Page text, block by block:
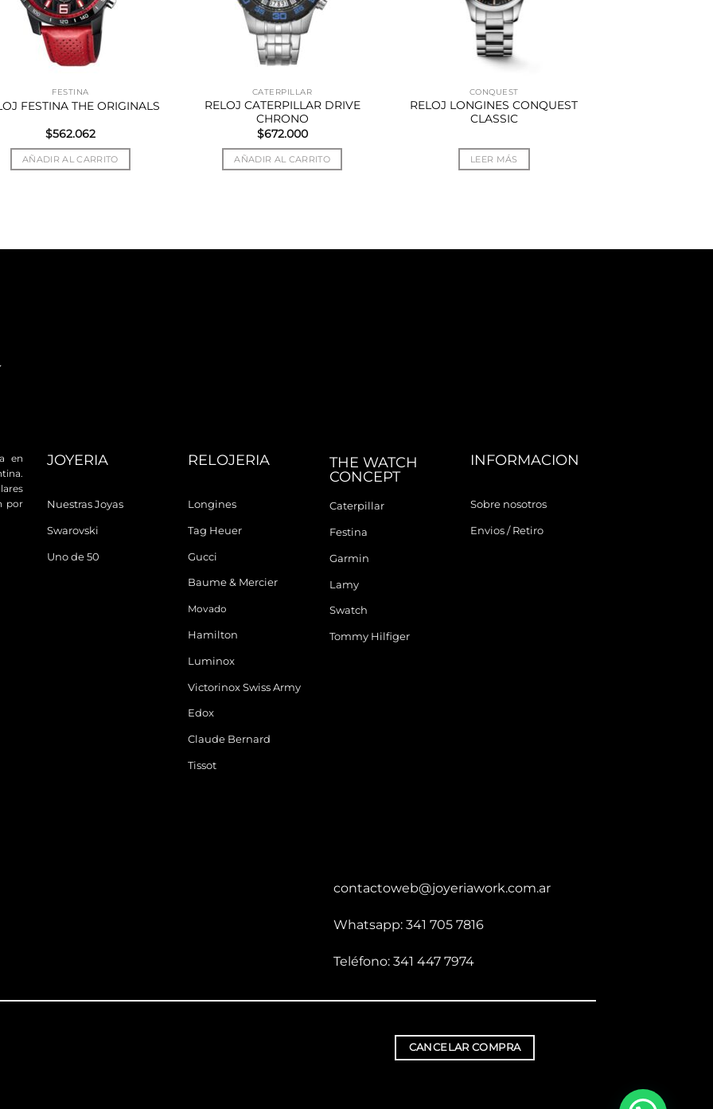
FESTINA
FESTINA THE ORIGINALS
$562.062
AÑADIR AL CARRITO
CATERPILLAR
RELOJ CATERPILLAR DRIVE
CHRONO
$672.000
AÑADIR AL CARRITO
CONQUEST
RELOJ LONGINES CONQUEST
CLASSIC
LEER MÁS
en
por
JOYERIA
Nuestras Joyas
Swarovski
Uno de 50
RELOJERIA
Longines
Tag Heuer
Gucci
Baume & Mercier
Movado
Hamilton
Luminox
Victorinox Swiss Army
Edox
Claude Bernard
Tissot
THE WATCH
CONCEPT
Caterpillar
Festina
Garmin
Lamy
Swatch
Tommy Hilfiger
INFORMACION
Sobre nosotros
Envios / Retiro
contactoweb@joyeriawork.com.ar
Whatsapp: 341 705 7816
Teléfono: 341 447 7974
CANCELAR COMPRA